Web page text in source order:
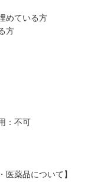
めている方
方
：不可
医薬品について】